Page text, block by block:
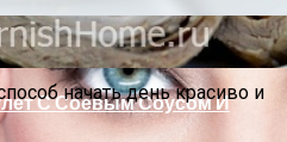
С Соевым Соусом И
начать день красиво и